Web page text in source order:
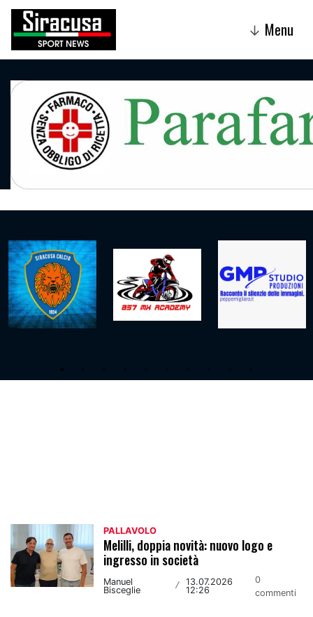
↓ Menu
PALLAVOLO
Melilli, doppia novità: nuovo logo e
ingresso in società
Manuel
Bisceglie
/
13.07.2026
12:26
0
commenti